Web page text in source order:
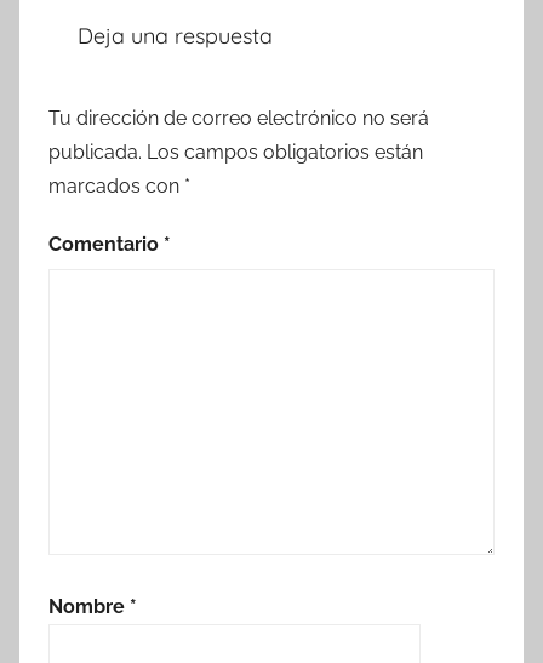
Deja una respuesta
Tu dirección de correo electrónico no será
publicada. Los campos obligatorios están
marcados con *
Comentario *
Nombre *